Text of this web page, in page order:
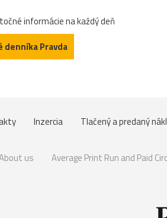
informácie na každý deň
denníka Pravda
Inzercia Tlačený a predaný
us Average Print Run and Paid